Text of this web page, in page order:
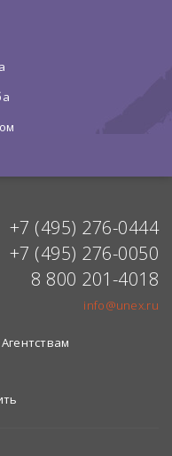
+7 (495) 276-0444
+7 (495) 276-0050
8 800 201-4018
info@unex.ru
Агентствам